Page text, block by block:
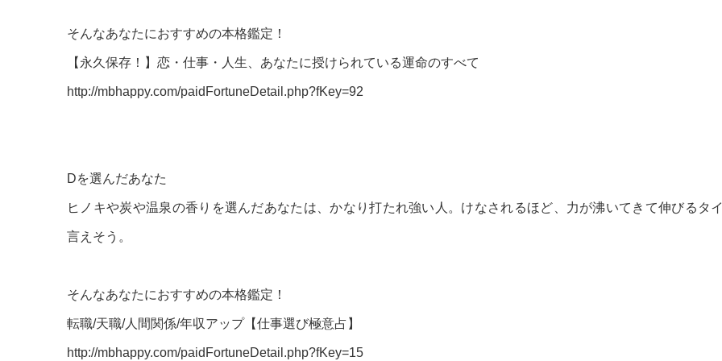
そんなあなたにおすすめの本格鑑定！
【永久保存！】恋・仕事・人生、あなたに授けられている運命のすべて
http://mbhappy.com/paidFortuneDetail.php?fKey=92
Dを選んだあなた
ヒノキや炭や温泉の香りを選んだあなたは、かなり打たれ強い人。けなされるほど、力が沸いてきて伸びるタ
言えそう。
そんなあなたにおすすめの本格鑑定！
転職/天職/人間関係/年収アップ【仕事選び極意占】
http://mbhappy.com/paidFortuneDetail.php?fKey=15